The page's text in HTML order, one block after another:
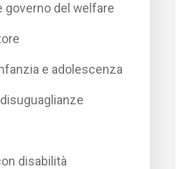
governo del welfare
e adolescenza
disabilità